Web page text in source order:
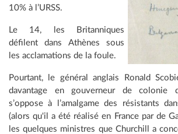
10% à l’URSS.
Le 14, les Britanniques
défilent dans Athènes sous
les acclamations de la foule.
Pourtant, le général anglais Ronald
davantage en gouverneur de colonie
s’oppose à l’amalgame des résistants
(alors qu'il a été réalisé en France par de
les quelques ministres que Churchill a